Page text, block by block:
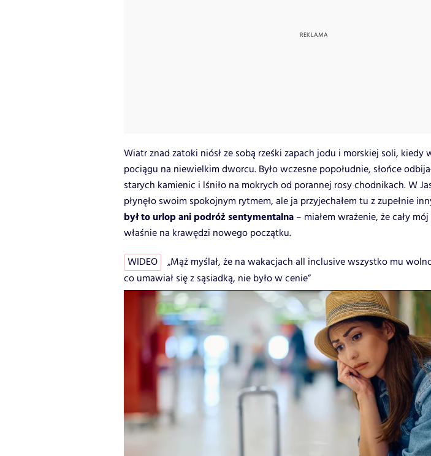
Wiatr znad zatoki niósł ze sobą rześki zapach jodu i morskiej soli, kiedy
pociągu na niewielkim dworcu. Było wczesne popołudnie, słońce
starych kamienic i lśniło na mokrych od porannej rosy chodnikach. W
płynęło swoim spokojnym rytmem, ale ja przyjechałem tu z zupełnie
był to urlop ani podróż sentymentalna – miałem wrażenie, że cały
właśnie na krawędzi nowego początku.
WIDEO
„Mąż myślał, że na wakacjach all inclusive wszystko mu
co umawiał się z sąsiadką, nie było w cenie”